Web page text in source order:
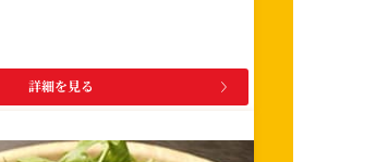
詳細を見る